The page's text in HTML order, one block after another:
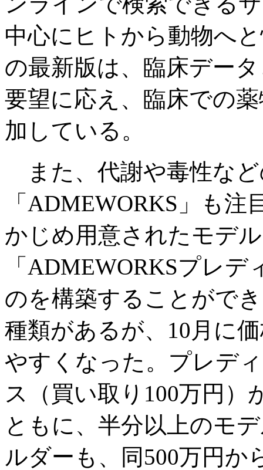
中心にヒトから動物へ
の最新版は、臨床デー
要望に応え、臨床での
加している。
また、代謝や毒性な
「ADMEWORKS」も
かじめ用意されたモデ
「ADMEWORKSプレ
のを構築することがで
種類があるが、10月に
やすくなった。プレデ
ス（買い取り100万円）
ともに、半分以上のモ
ルダーも、同500万円か